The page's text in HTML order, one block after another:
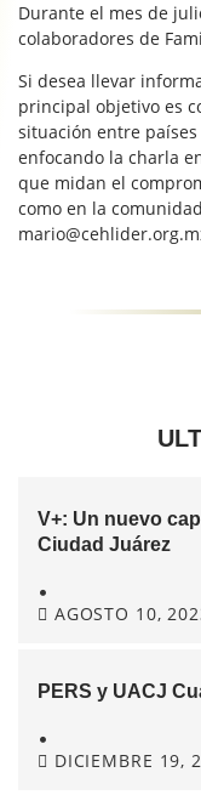
Durante el mes de
colaboradores de
Si desea llevar
principal objetivo es
situación entre
enfocando la charla
que midan el
como en la
V+: Un nuevo
Ciudad Juárez
•
AGOSTO 10,
PERS y UACJ
•
DICIEMBRE 19,